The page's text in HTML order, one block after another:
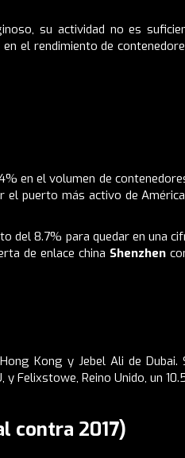
su actividad no es
el rendimiento de
en el volumen de
puerto más activo de
del 8.7% para quedar en una
de enlace china Shenzhen
Kong y Jebel Ali de Dubai.
Felixstowe, Reino Unido, un
contra 2017)